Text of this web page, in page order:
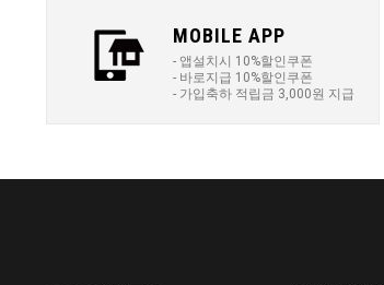
MOBILE APP
- 앱설치시 10%할인쿠폰
- 바로지급 10%할인쿠폰
- 가입축하 적립금 3,000원 지급